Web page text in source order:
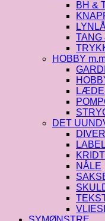
BH &
TANG
HOBBY
DET
NÅLE